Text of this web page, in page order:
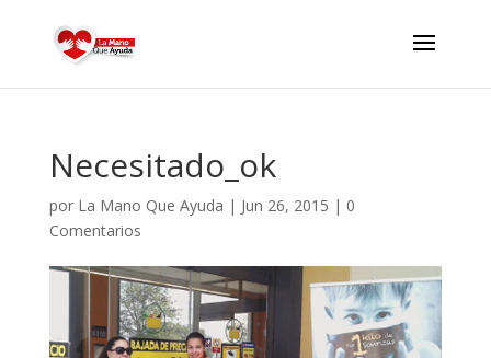
Necesitado_ok
por La Mano Que Ayuda | Jun 26, 2015 | 0
Comentarios